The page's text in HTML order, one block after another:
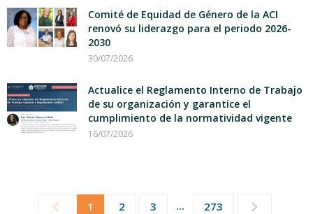
Comité de Equidad de Género de la ACI
renovó su liderazgo para el periodo 2026-
2030
30/07/2026
Actualice el Reglamento Interno de Trabajo
de su organización y garantice el
cumplimiento de la normatividad vigente
16/07/2026
1 2 3 ... 273